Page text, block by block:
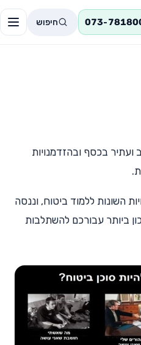
073- חיפוש
ועתיר בכסף ובהזדמנויות
השונות ללמוד ביטוח, וננסה
ביותר עבורכם להשתלבות